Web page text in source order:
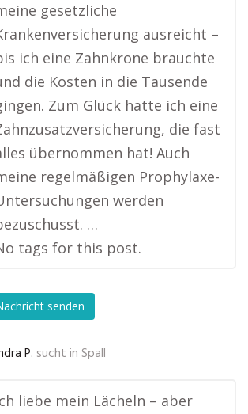
gesetzliche
ausreicht –
ich eine Zahnkrone brauchte
die Kosten in die Tausende
Zum Glück hatte ich eine
die fast
übernommen hat! Auch
regelmäßigen Prophylaxe-
werden
…
tags for this post.
senden
P. sucht in Spall
liebe mein Lächeln – aber